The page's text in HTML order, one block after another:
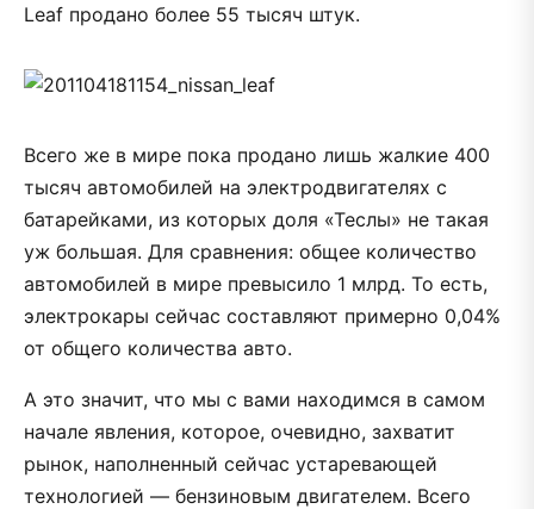
Leaf продано более 55 тысяч штук.
Всего же в мире пока продано лишь жалкие 400
тысяч автомобилей на электродвигателях с
батарейками, из которых доля «Теслы» не такая
уж большая. Для сравнения: общее количество
автомобилей в мире превысило 1 млрд. То есть,
электрокары сейчас составляют примерно 0,04%
от общего количества авто.
А это значит, что мы с вами находимся в самом
начале явления, которое, очевидно, захватит
рынок, наполненный сейчас устаревающей
технологией — бензиновым двигателем. Всего